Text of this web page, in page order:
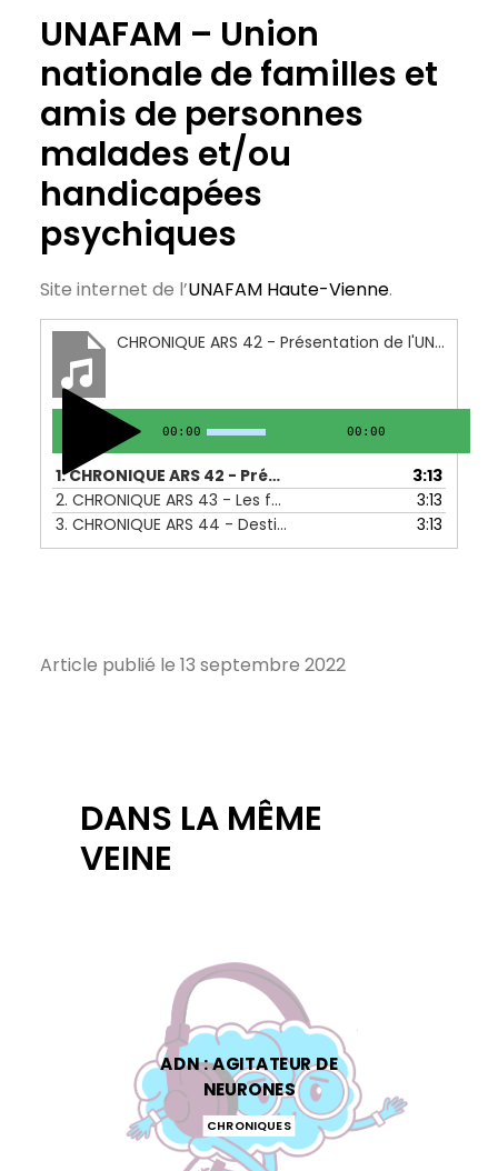
UNAFAM – Union
nationale de familles et
amis de personnes
malades et/ou
handicapées
psychiques
Site internet de l’UNAFAM Haute-Vienne.
CHRONIQUE ARS 42 - Présentation de l'UNAFAM - 25 au 29 juillet 2022
00:00 00:00
1.CHRONIQUE ARS 42 - Présentation de l'UNAFAM - 25 au 29 juillet 2022
3:13
2. CHRONIQUE ARS 43 - Les formations proposées par l'UNAFAM - 01 au 05 août 2022
3:13
3. CHRONIQUE ARS 44 - Destigmatisation des maladies psychiques par l'UNAFAM - 05 au 09 juillet 2022 3:13
Article publié le 13 septembre 2022
DANS LA MÊME
VEINE
ADN : AGITATEUR DE
NEURONES
CHRONIQUES